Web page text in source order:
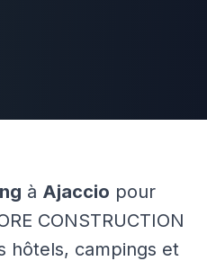
à Ajaccio pour
CONSTRUCTION
hôtels, campings et